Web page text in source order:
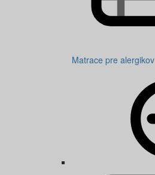
Matrace pre alergikov